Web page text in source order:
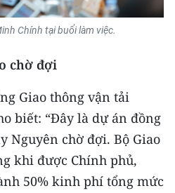
Chính tại buổi làm việc.
chờ đợi
Giao thông vận tải
biết: “Đây là dự án đồng
Nguyên chờ đợi. Bộ Giao
khi được Chính phủ,
50% kinh phí tổng mức